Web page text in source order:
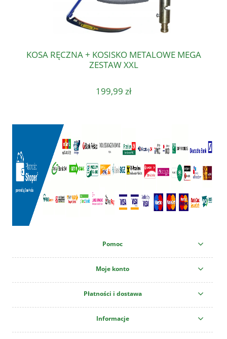
KOSA RĘCZNA + KOSISKO METALOWE MEGA
ZESTAW XXL
199,99 zł
Pomoc
Moje konto
Płatności i dostawa
Informacje